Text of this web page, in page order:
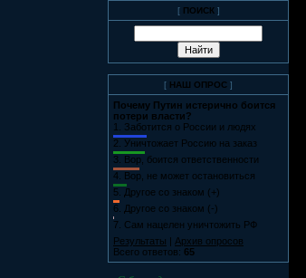
[ ПОИСК ]
[ НАШ ОПРОС ]
Почему Путин истерично боится
потери власти?
1. Заботится о России и людях
2. Уничтожает Россию на заказ
3. Вор, боится ответственности
4. Вор, не может остановиться
5. Другое со знаком (+)
6. Другое со знаком (-)
7. Сам нацелен уничтожить РФ
Результаты | Архив опросов
Всего ответов: 65